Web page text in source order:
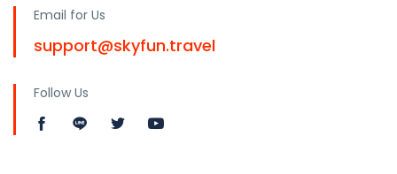
Email for Us
support@skyfun.travel
Follow Us